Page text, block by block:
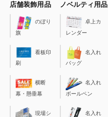
店舗装飾用品
のぼり
旗
看板印
刷
横断
幕・懸垂幕
現場シ
ノベルティ用品
卓上カ
レンダー
名入れ
バッグ
名入れ
ボールペン
名入れ